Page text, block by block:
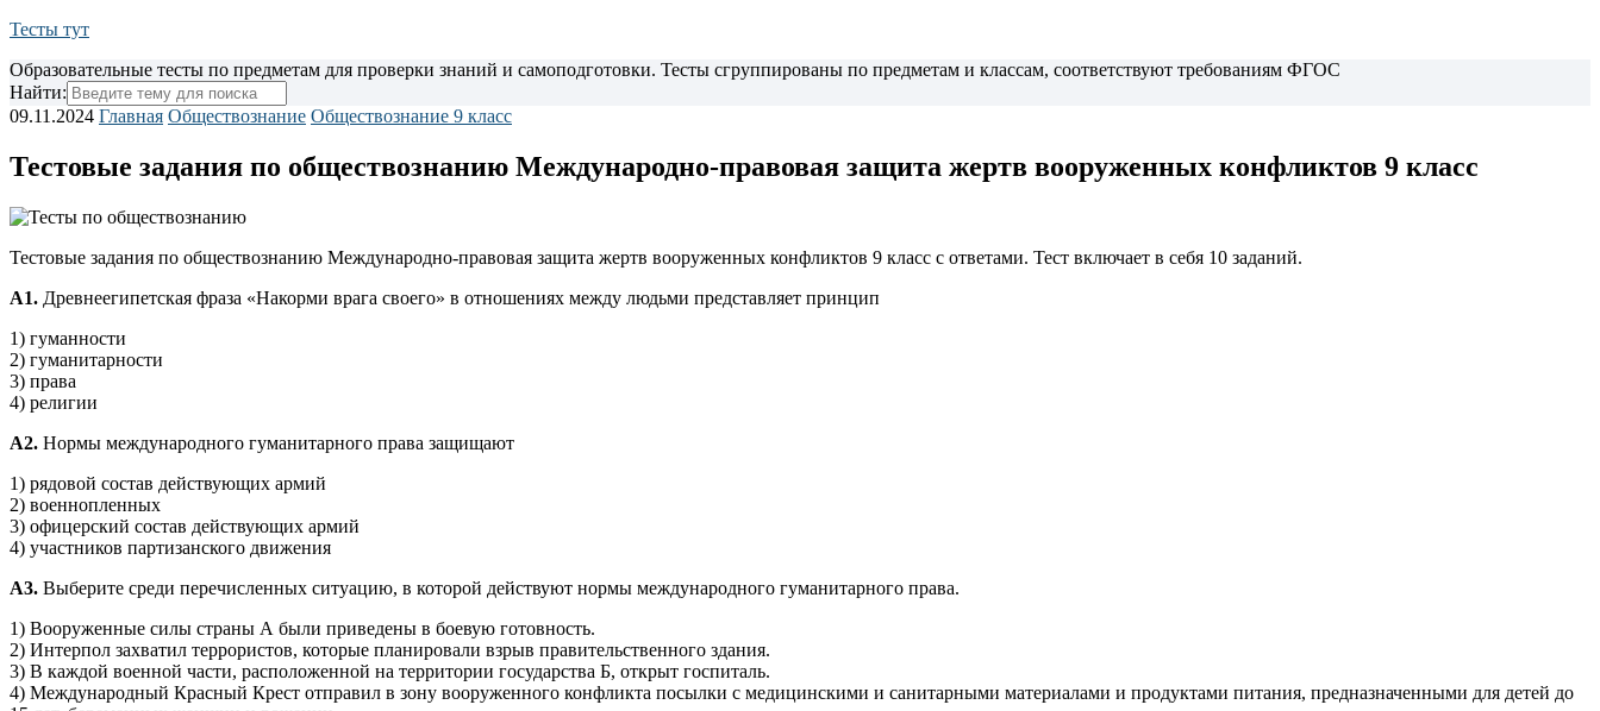
Тесты тут
Образовательные тесты по предметам для проверки знаний и самоподготовки. Тесты сгруппированы по предметам и классам, соответствуют требованиям ФГОС
Найти:
09.11.2024 Главная Обществознание Обществознание 9 класс
Тестовые задания по обществознанию Международно-правовая защита жертв вооруженных конфликтов 9 класс
Тестовые задания по обществознанию Международно-правовая защита жертв вооруженных конфликтов 9 класс с ответами. Тест включает в себя 10 заданий.
А1. Древнеегипетская фраза «Накорми врага своего» в отношениях между людьми представляет принцип
1) гуманности
2) гуманитарности
3) права
4) религии
А2. Нормы международного гуманитарного права защищают
1) рядовой состав действующих армий
2) военнопленных
3) офицерский состав действующих армий
4) участников партизанского движения
А3. Выберите среди перечисленных ситуацию, в которой действуют нормы международного гуманитарного права.
1) Вооруженные силы страны А были приведены в боевую готовность.
2) Интерпол захватил террористов, которые планировали взрыв правительственного здания.
3) В каждой военной части, расположенной на территории государства Б, открыт госпиталь.
4) Международный Красный Крест отправил в зону вооруженного конфликта посылки с медицинскими и санитарными мате­риалами и продуктами питания, предназначенными для детей до